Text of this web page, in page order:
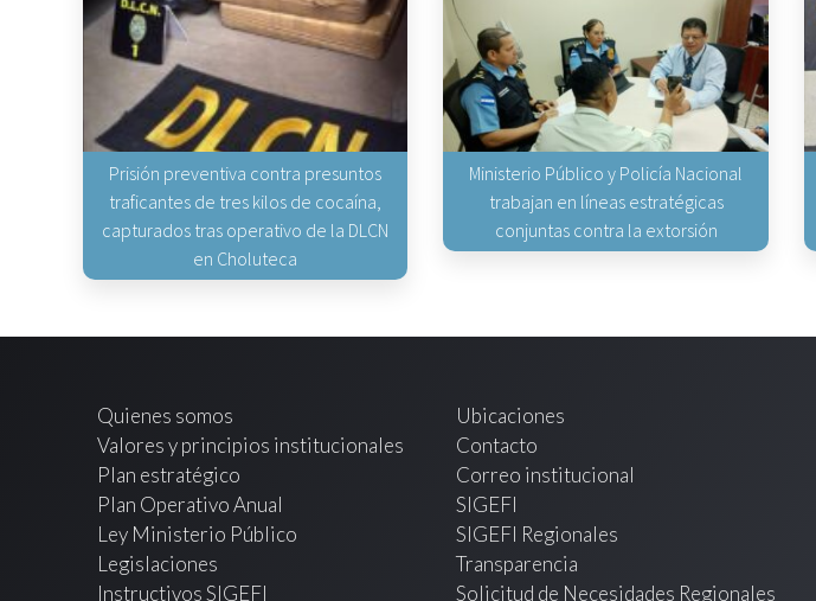
Prisión preventiva contra presuntos
traficantes de tres kilos de cocaína,
capturados tras operativo de la DLCN
en Choluteca
Ministerio Público y Policía Nacional
trabajan en líneas estratégicas
conjuntas contra la extorsión
Quienes somos
Valores y principios institucionales
Plan estratégico
Plan Operativo Anual
Ley Ministerio Público
Legislaciones
Instructivos SIGEFI
Ubicaciones
Contacto
Correo institucional
SIGEFI
SIGEFI Regionales
Transparencia
Solicitud de Necesidades Regionales